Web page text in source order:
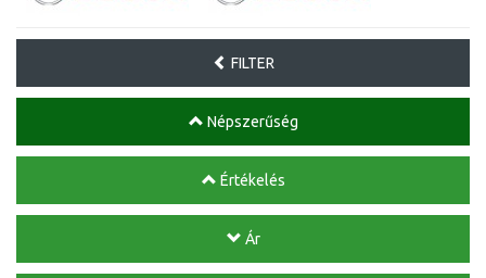
FILTER
Népszerűség
Értékelés
Ár